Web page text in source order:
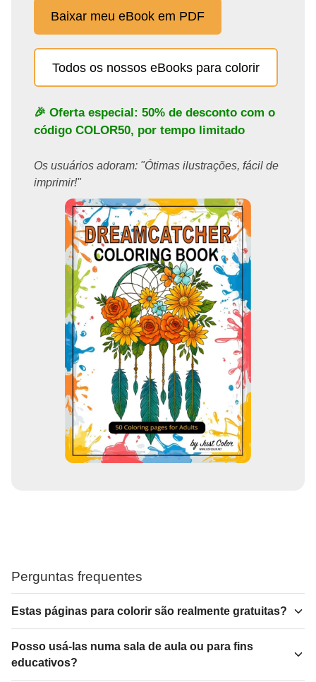
Baixar meu eBook em PDF
Todos os nossos eBooks para colorir
🎉 Oferta especial: 50% de desconto com o
código COLOR50, por tempo limitado
Os usuários adoram: "Ótimas ilustrações, fácil de
imprimir!"
Perguntas frequentes
Estas páginas para colorir são realmente gratuitas?
Posso usá-las numa sala de aula ou para fins
educativos?